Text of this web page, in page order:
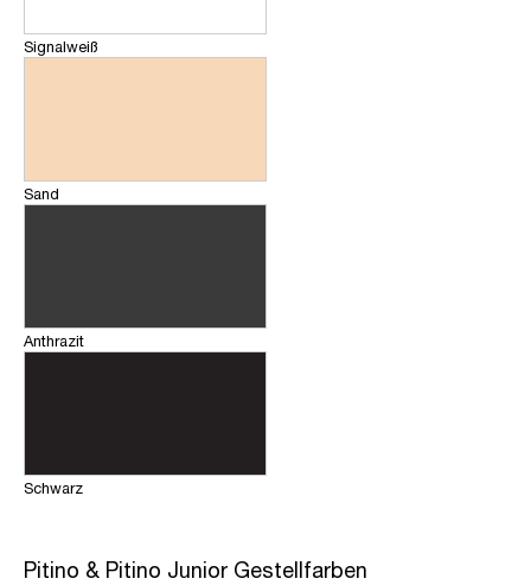
Signalweiß
Sand
Anthrazit
Schwarz
Pitino & Pitino Junior Gestellfarben